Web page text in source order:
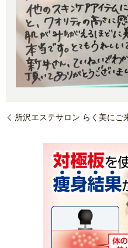
所沢エステサロン らく美に